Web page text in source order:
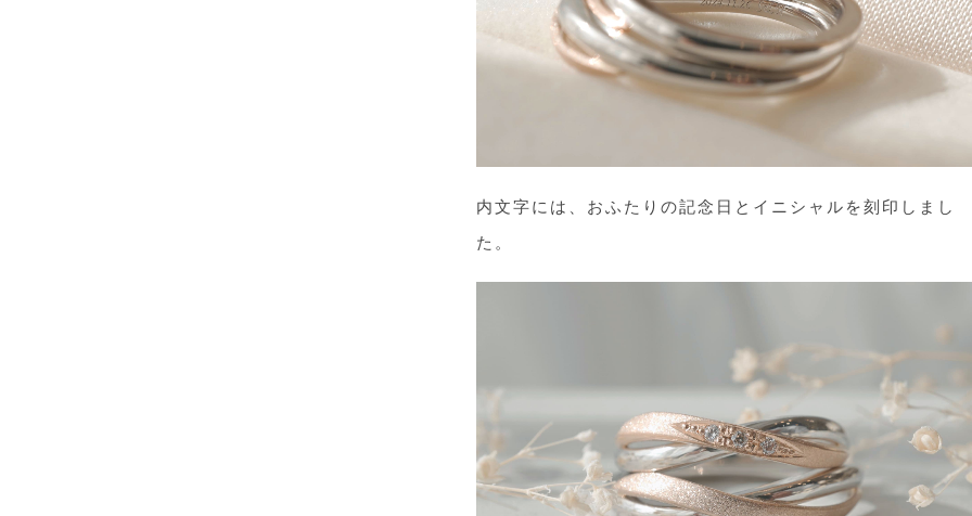
内文字には、おふたりの記念日とイニシャルを刻印しまし
た。